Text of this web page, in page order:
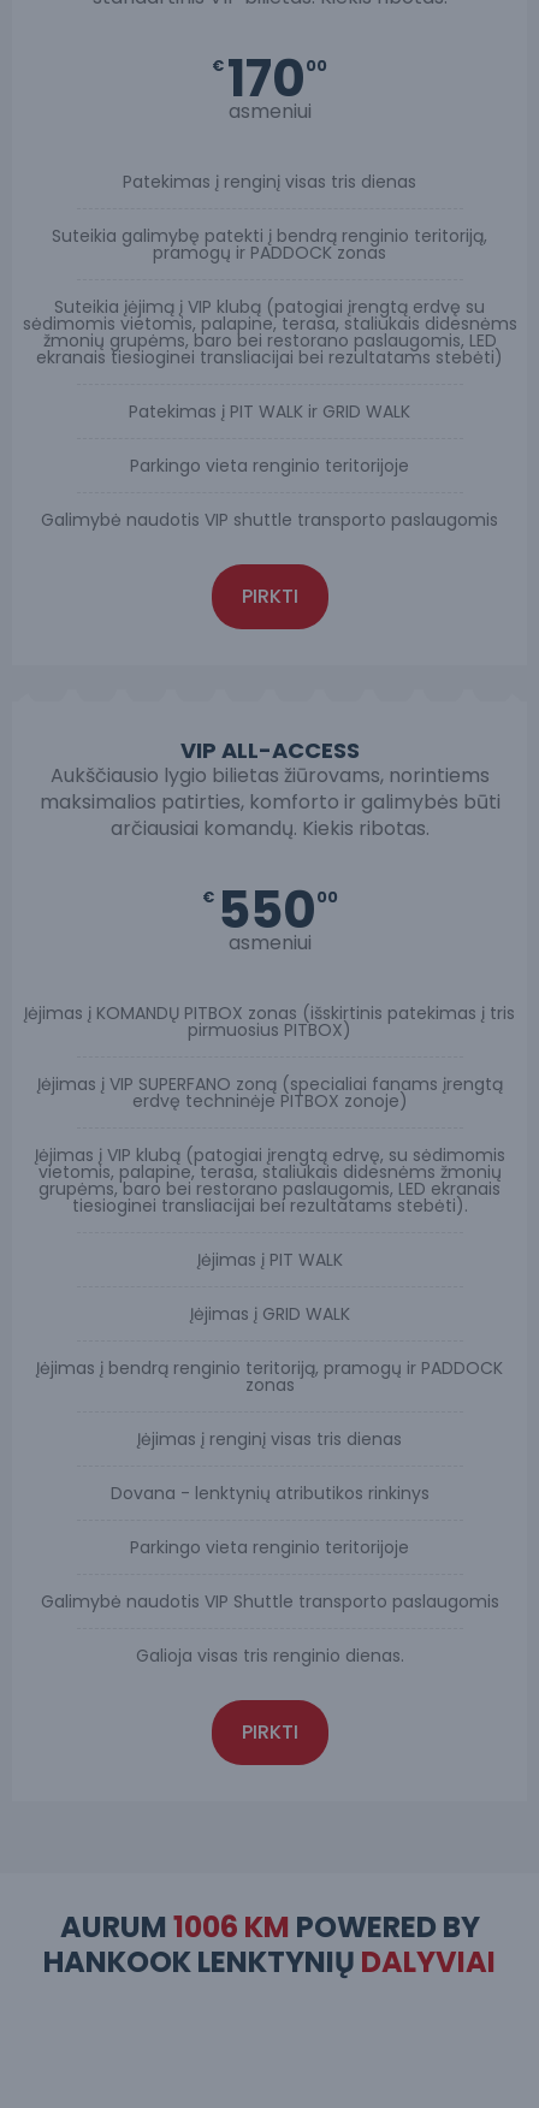
€ 17000
asmeniui
Patekimas į renginį visas tris dienas
Suteikia galimybę patekti į bendrą renginio teritoriją,
pramogų ir PADDOCK zonas
Suteikia įėjimą į VIP klubą (patogiai įrengtą erdvę su
sėdimomis vietomis, palapine, terasa, staliukais didesnėms
žmonių grupėms, baro bei restorano paslaugomis, LED
ekranais tiesioginei transliacijai bei rezultatams stebėti)
Patekimas į PIT WALK ir GRID WALK
Parkingo vieta renginio teritorijoje
Galimybė naudotis VIP shuttle transporto paslaugomis
PIRKTI
VIP ALL-ACCESS
Aukščiausio lygio bilietas žiūrovams, norintiems
maksimalios patirties, komforto ir galimybės būti
arčiausiai komandų. Kiekis ribotas.
€ 55000
asmeniui
Įėjimas į KOMANDŲ PITBOX zonas (išskirtinis patekimas į tris
pirmuosius PITBOX)
Įėjimas į VIP SUPERFANO zoną (specialiai fanams įrengtą
erdvę techninėje PITBOX zonoje)
Įėjimas į VIP klubą (patogiai įrengtą edrvę, su sėdimomis
vietomis, palapine, terasa, staliukais didesnėms žmonių
grupėms, baro bei restorano paslaugomis, LED ekranais
tiesioginei transliacijai bei rezultatams stebėti).
Įėjimas į PIT WALK
Įėjimas į GRID WALK
Įėjimas į bendrą renginio teritoriją, pramogų ir PADDOCK
zonas
Įėjimas į renginį visas tris dienas
Dovana - lenktynių atributikos rinkinys
Parkingo vieta renginio teritorijoje
Galimybė naudotis VIP Shuttle transporto paslaugomis
Galioja visas tris renginio dienas.
PIRKTI
AURUM 1006 KM POWERED BY
HANKOOK LENKTYNIŲ DALYVIAI